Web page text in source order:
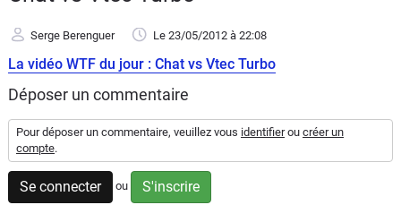
d'achat
Electriques
Utilitaires
Flottes
Auto
Serge Berenguer Le 23/05/2012 à 22:08
La vidéo WTF du jour : Chat vs Vtec Turbo
Déposer un commentaire
Pour déposer un commentaire, veuillez vous identifierou créer un
compte.
Se connecter ou S'inscrire